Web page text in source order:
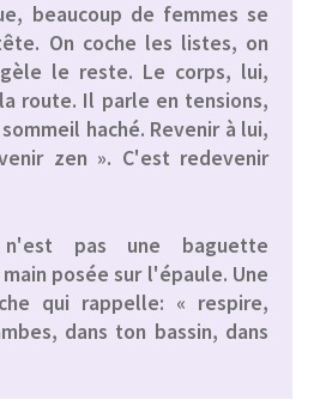
beaucoup de femmes se
On coche les listes, on
le reste. Le corps, lui,
route. Il parle en tensions,
haché. Revenir à lui,
zen ». C'est redevenir
pas une baguette
posée sur l'épaule. Une
qui rappelle: « respire,
dans ton bassin, dans